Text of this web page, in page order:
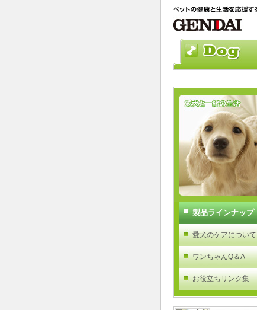
製品ラインナップ
愛犬のケアについて
ワンちゃんQ＆A
お役立ちリンク集